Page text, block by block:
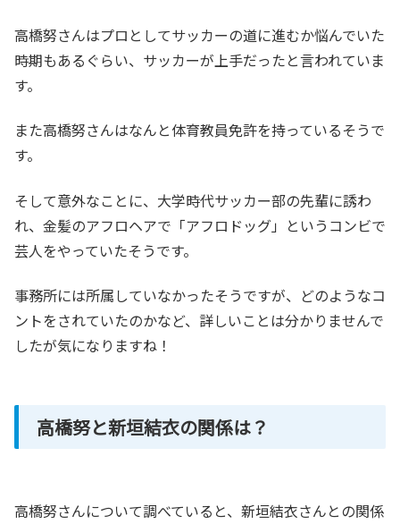
高橋努さんはプロとしてサッカーの道に進むか悩んでいた
時期もあるぐらい、サッカーが上手だったと言われていま
す。
また高橋努さんはなんと体育教員免許を持っているそうで
す。
そして意外なことに、大学時代サッカー部の先輩に誘わ
れ、金髪のアフロヘアで「アフロドッグ」というコンビで
芸人をやっていたそうです。
事務所には所属していなかったそうですが、どのようなコ
ントをされていたのかなど、詳しいことは分かりませんで
したが気になりますね！
高橋努と新垣結衣の関係は？
高橋努さんについて調べていると、新垣結衣さんとの関係